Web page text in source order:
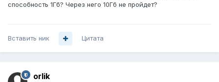
способность 1Гб? Через него 10Гб не пройдет?
Вставить ник Цитата
orlik